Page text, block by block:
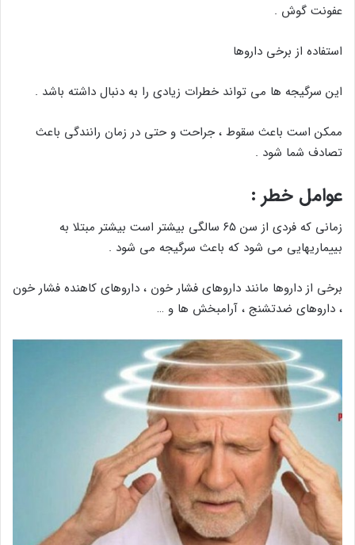
عفونت گوش .
استفاده از برخی داروها
این سرگیجه ها می تواند خطرات زیادی را به دنبال داشته باشد .
ممکن است باعث سقوط ، جراحت و حتی در زمان رانندگی باعث
تصادف شما شود .
عوامل خطر :
زمانی که فردی از سن ۶۵ سالگی بیشتر است بیشتر مبتلا به
بییماریهایی می شود که باعث سرگیجه می شود .
برخی از داروها مانند داروهای فشار خون ، داروهای کاهنده فشار خون
، داروهای ضدتشنج ، آرامبخش ها و …